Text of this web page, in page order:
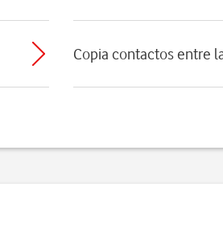
Copia contactos entre